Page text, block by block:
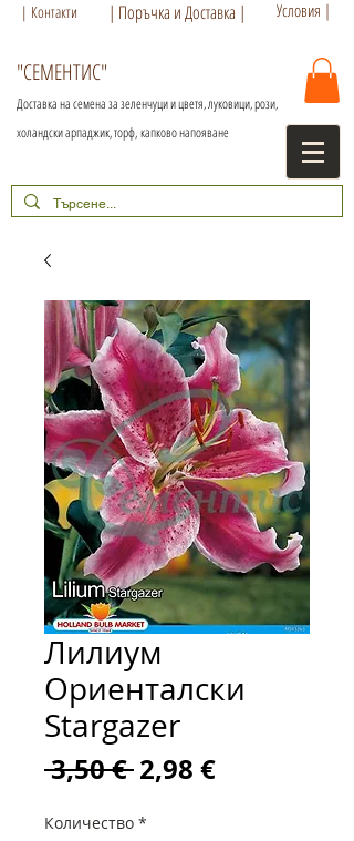
| Контакти | Поръчка и Доставка | Условия |
"СЕМЕНТИС"
Доставка на семена за зеленчуци и цветя, луковици, рози,
холандски арпаджик, торф,капково напояване
Лилиум
Ориенталски
Stargazer
3,50 € Редовна
2,98 €Продажна
Количество *